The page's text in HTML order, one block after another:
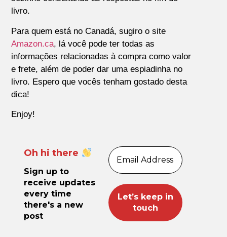
livro.
Para quem está no Canadá, sugiro o site
Amazon.ca, lá você pode ter todas as
informações relacionadas à compra como valor
e frete, além de poder dar uma espiadinha no
livro. Espero que vocês tenham gostado desta
dica!
Enjoy!
Oh hi there
Sign up to
receive updates
every time
there's a new
post